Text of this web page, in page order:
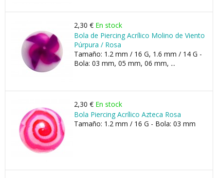
2,30 € En stock
Bola de Piercing Acrílico Molino de Viento
Púrpura / Rosa
Tamaño: 1.2 mm / 16 G, 1.6 mm / 14 G -
Bola: 03 mm, 05 mm, 06 mm, ...
2,30 € En stock
Bola Piercing Acrílico Azteca Rosa
Tamaño: 1.2 mm / 16 G - Bola: 03 mm